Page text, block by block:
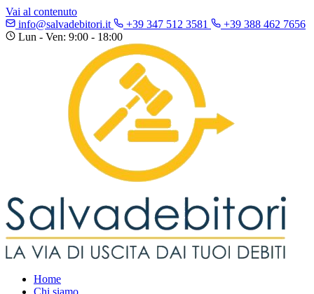
Vai al contenuto
info@salvadebitori.it
+39 347 512 3581
+39 388 462 7656
Lun - Ven: 9:00 - 18:00
Home
Chi siamo